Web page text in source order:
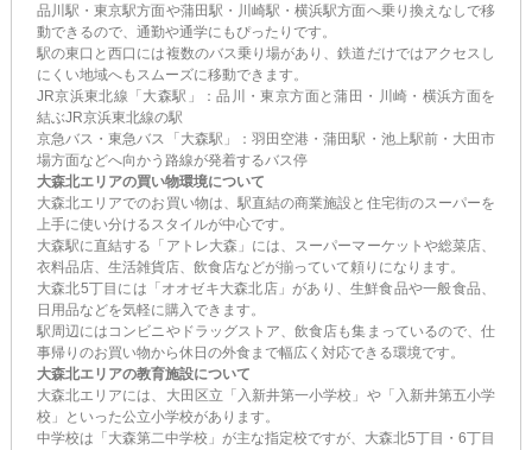
品川駅・東京駅方面や蒲田駅・川崎駅・横浜駅方面へ乗り換えなしで移
動できるので、通勤や通学にもぴったりです。
駅の東口と西口には複数のバス乗り場があり、鉄道だけではアクセスし
にくい地域へもスムーズに移動できます。
JR京浜東北線「大森駅」：品川・東京方面と蒲田・川崎・横浜方面を
結ぶJR京浜東北線の駅
京急バス・東急バス「大森駅」：羽田空港・蒲田駅・池上駅前・大田市
場方面などへ向かう路線が発着するバス停
大森北エリアの買い物環境について
大森北エリアでのお買い物は、駅直結の商業施設と住宅街のスーパーを
上手に使い分けるスタイルが中心です。
大森駅に直結する「アトレ大森」には、スーパーマーケットや総菜店、
衣料品店、生活雑貨店、飲食店などが揃っていて頼りになります。
大森北5丁目には「オオゼキ大森北店」があり、生鮮食品や一般食品、
日用品などを気軽に購入できます。
駅周辺にはコンビニやドラッグストア、飲食店も集まっているので、仕
事帰りのお買い物から休日の外食まで幅広く対応できる環境です。
大森北エリアの教育施設について
大森北エリアには、大田区立「入新井第一小学校」や「入新井第五小学
校」といった公立小学校があります。
中学校は「大森第二中学校」が主な指定校ですが、大森北5丁目・6丁目